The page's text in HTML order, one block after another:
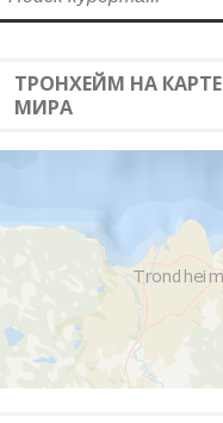
ТРОНХЕЙМ НА КАРТЕ
МИРА